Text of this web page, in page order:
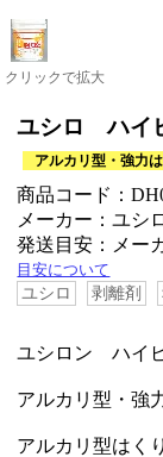
クリックで拡大
ユシロ ハイ
アルカリ型・強力
商品コード：
メーカー：ユシ
発送目安：メ
目安について
ユシロ 剥離剤
ユシロン ハイ
アルカリ型・強
アルカリ型はく